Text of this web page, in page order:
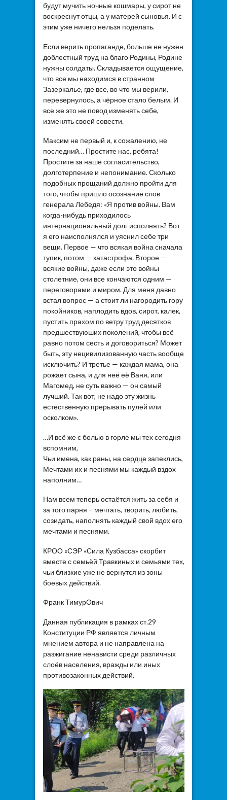
будут мучить ночные кошмары, у сирот не
воскреснут отцы, а у матерей сыновья. И с
этим уже ничего нельзя поделать.
Если верить пропаганде, больше не нужен
доблестный труд на благо Родины, Родине
нужны солдаты. Складывается ощущение,
что все мы находимся в странном
Зазеркалье, где все, во что мы верили,
перевернулось, а чёрное стало белым. И
все же это не повод изменять себе,
изменять своей совести.
Максим не первый и, к сожалению, не
последний… Простите нас, ребята!
Простите за наше согласительство,
долготерпение и непонимание. Сколько
подобных прощаний должно пройти для
того, чтобы пришло осознание слов
генерала Лебедя: «Я против войны. Вам
когда-нибудь приходилось
интернациональный долг исполнять? Вот
я его наисполнялся и уяснил себе три
вещи. Первое — что всякая война сначала
тупик, потом — катастрофа. Второе —
всякие войны, даже если это войны
столетние, они все кончаются одним —
переговорами и миром. Для меня давно
встал вопрос — а стоит ли нагородить гору
покойников, наплодить вдов, сирот, калек,
пустить прахом по ветру труд десятков
предшествуюших поколений, чтобы всё
равно потом сесть и договориться? Может
быть, эту нецивилизованную часть вообще
исключить? И третье — каждая мама, она
рожает сына, и для неё её Ваня, или
Магомед, не суть важно — он самый
лучший. Так вот, не надо эту жизнь
естественную прерывать пулей или
осколком».
…И всё же с болью в горле мы тех сегодня
вспомним,
Чьи имена, как раны, на сердце запеклись,
Мечтами их и песнями мы каждый вздох
наполним…
Нам всем теперь остаётся жить за себя и
за того парня – мечтать, творить, любить,
созидать, наполнять каждый свой вдох его
мечтами и песнями.
КРОО «СЭР «Сила Кузбасса» скорбит
вместе с семьёй Травкиных и семьями тех,
чьи близкие уже не вернутся из зоны
боевых действий.
Франк ТимурОвич
Данная публикация в рамках ст.29
Конституции РФ является личным
мнением автора и не направлена на
разжигание ненависти среди различных
слоёв населения, вражды или иных
противозаконных действий.